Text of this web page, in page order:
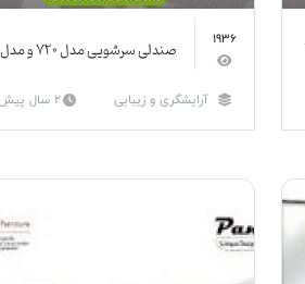
1936 صندلی سرشویی مدل 720 و مدل 132
آرایشگری و زیبایی 2 سال پیش